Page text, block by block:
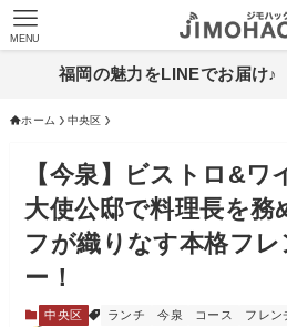
MENU
福岡の魅力をLINEでお届け♪
ホーム 中央区
【今泉】ビストロ&ワ
大使公邸で料理長を務
フが織りなす本格フ
ー！
中央区 ランチ 今泉 コース フレン